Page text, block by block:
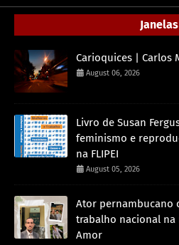
Janelas
Carioquices | Carlos
August 06, 2026
Livro de Susan
feminismo e
na FLIPEI
August 05, 2026
Ator pernambucano
trabalho nacional na
Amor